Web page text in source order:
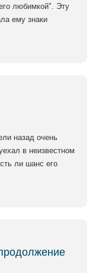
любимкой". Эту
ему знаки
назад очень
в неизвестном
ли шанс его